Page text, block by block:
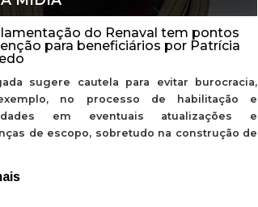
do Renaval tem pontos
para beneficiários por Patrícia
sugere cautela para evitar burocracia,
no processo de habilitação e
em eventuais atualizações e
de escopo, sobretudo na construção de